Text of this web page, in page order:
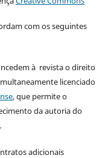
com os seguintes
à revista o direito
licenciado
, que permite o
da autoria do
adicionais